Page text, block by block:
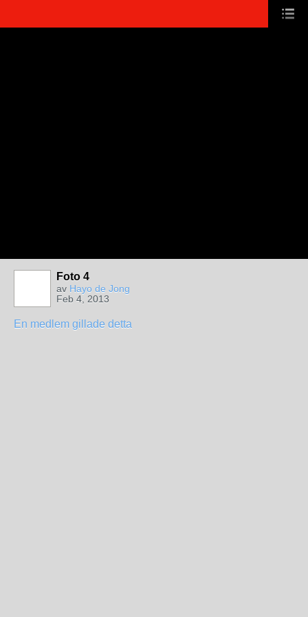
Foto 4
av Hayo de Jong
Feb 4, 2013
En medlem gillade detta